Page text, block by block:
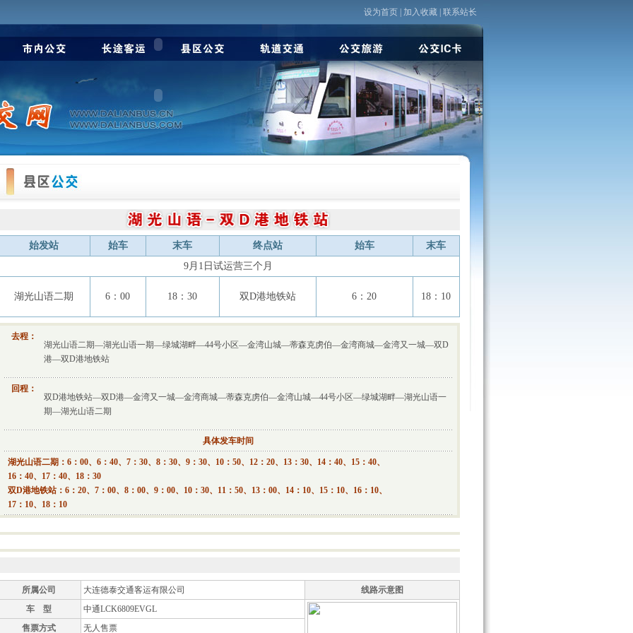
设为首页| 加入收藏| 联系站长
始发站 始车 末车 终点站 始车
末车
9月1日试运营三个月
湖光山语二期 6：00 18：30 双D港地铁站 6：20 18：10
去程：
湖光山语二期—湖光山语一期—绿城湖畔—44号小区—金湾山城—蒂森克虏伯—金湾商城—金湾又一城—双D
港—双D港地铁站
回程：
双D港地铁站—双D港—金湾又一城—金湾商城—蒂森克虏伯—金湾山城—44号小区—绿城湖畔—湖光山语一
期—湖光山语二期
具体发车时间
湖光山语二期：6：00、6：40、7：30、8：30、9：30、10：50、12：20、13：30、14：40、15：40、
16：40、17：40、18：30
双D港地铁站：6：20、7：00、8：00、9：00、10：30、11：50、13：00、14：10、15：10、16：10、
17：10、18：10
所属公司 大连德泰交通客运有限公司
线路示意图
车 型
中通LCK6809EVGL
售票方式
无人售票